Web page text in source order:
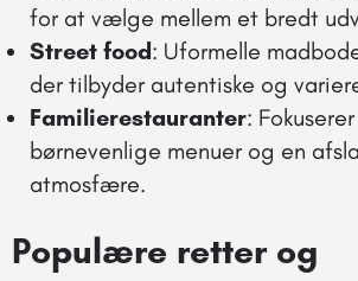
for at vælge mellem et bredt
Street food: Uformelle
der tilbyder autentiske og
Familierestauranter:
børnevenlige menuer og en
atmosfære.
Populære retter og